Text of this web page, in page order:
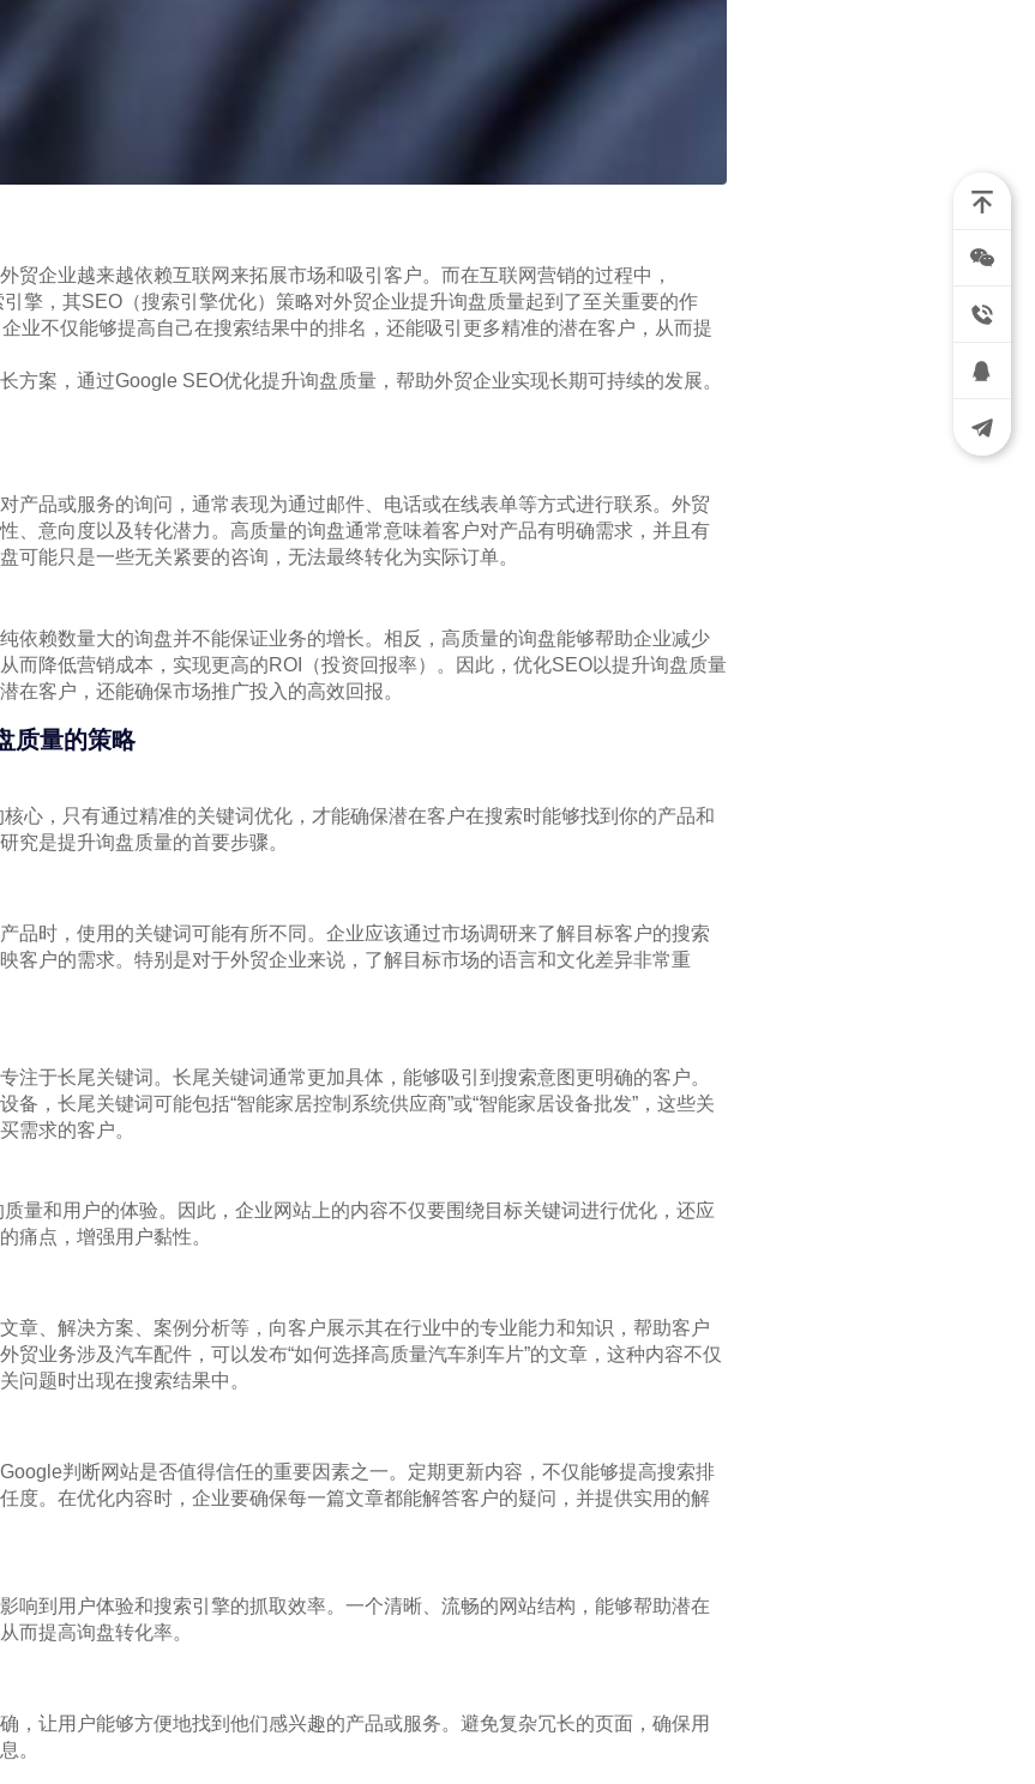
贸企业越来越依赖互联网来拓展市场和吸引客户。而在互联网营销的过程中，
擎，其SEO（搜索引擎优化）策略对外贸企业提升询盘质量起到了至关重要的作
业不仅能够提高自己在搜索结果中的排名，还能吸引更多精准的潜在客户，从而提
方案，通过Google SEO优化提升询盘质量，帮助外贸企业实现长期可持续的发展。
产品或服务的询问，通常表现为通过邮件、电话或在线表单等方式进行联系。外贸
、意向度以及转化潜力。高质量的询盘通常意味着客户对产品有明确需求，并且有
可能只是一些无关紧要的咨询，无法最终转化为实际订单。
依赖数量大的询盘并不能保证业务的增长。相反，高质量的询盘能够帮助企业减少
而降低营销成本，实现更高的ROI（投资回报率）。因此，优化SEO以提升询盘质量
在客户，还能确保市场推广投入的高效回报。
质量的策略
心，只有通过精准的关键词优化，才能确保潜在客户在搜索时能够找到你的产品和
究是提升询盘质量的首要步骤。
品时，使用的关键词可能有所不同。企业应该通过市场调研来了解目标客户的搜索
客户的需求。特别是对于外贸企业来说，了解目标市场的语言和文化差异非常重
注于长尾关键词。长尾关键词通常更加具体，能够吸引到搜索意图更明确的客户。
备，长尾关键词可能包括“智能家居控制系统供应商”或“智能家居设备批发”，这些关
需求的客户。
量和用户的体验。因此，企业网站上的内容不仅要围绕目标关键词进行优化，还应
痛点，增强用户黏性。
章、解决方案、案例分析等，向客户展示其在行业中的专业能力和知识，帮助客户
贸业务涉及汽车配件，可以发布“如何选择高质量汽车刹车片”的文章，这种内容不仅
问题时出现在搜索结果中。
判断网站是否值得信任的重要因素之一。定期更新内容，不仅能够提高搜索排
度。在优化内容时，企业要确保每一篇文章都能解答客户的疑问，并提供实用的解
响到用户体验和搜索引擎的抓取效率。一个清晰、流畅的网站结构，能够帮助潜在
而提高询盘转化率。
，让用户能够方便地找到他们感兴趣的产品或服务。避免复杂冗长的页面，确保用
。